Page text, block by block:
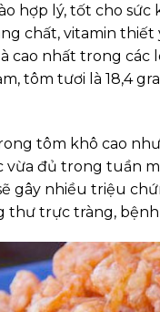
hợp lý, tốt cho
chất, vitamin
cao nhất trong
tôm tươi là 18,4
tôm khô cao
vừa đủ trong tuần
gây nhiều triệu
thư trực tràng,